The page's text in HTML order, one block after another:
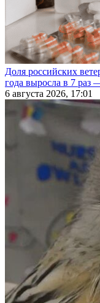
Доля российских
года выросла в 7 раз
6 августа 2026, 17:01